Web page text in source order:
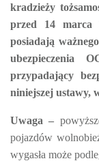
kradzieży
przed 14
posiadają
ubezpieczenia
przypadający
niniejszej ustawy,
Uwaga –
pojazdów
wygasła może